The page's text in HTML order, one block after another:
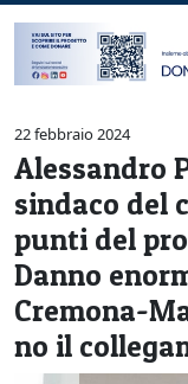
SPORT
LA MUSICA
CULTURA
LA STORIA
SPETTACOLI
L'EDITORIALE
SEZIONI
CERCA
22 febbraio 2024
Alessandro
sindaco del
punti del
Danno
Cremona-
no il